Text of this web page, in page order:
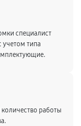
специалист
учетом типа
работы